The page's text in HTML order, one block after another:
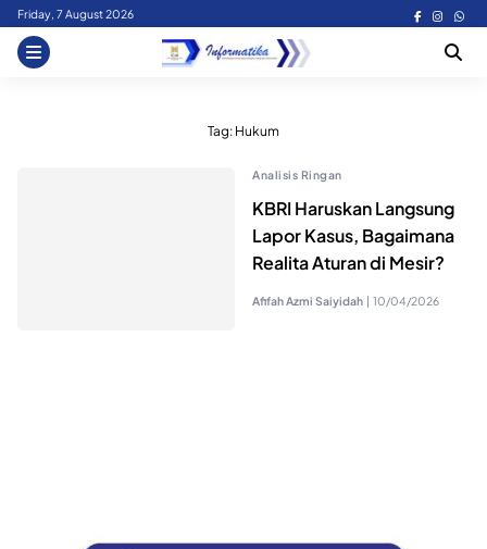
Skip
content
Friday, 7 August 2026
Tag: Hukum
Analisis Ringan
KBRI Haruskan Langsung
Lapor Kasus, Bagaimana
Realita Aturan di Mesir?
Afifah Azmi Saiyidah | 10/04/2026